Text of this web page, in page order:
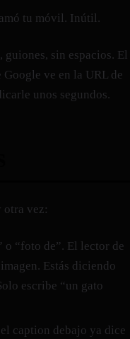
tu móvil. Inútil.
guiones, sin espacios. El
ve en la URL de
unos segundos.
otra vez:
o “foto de”. El lector de
Estás diciendo
escribe “un gato
caption debajo ya dice